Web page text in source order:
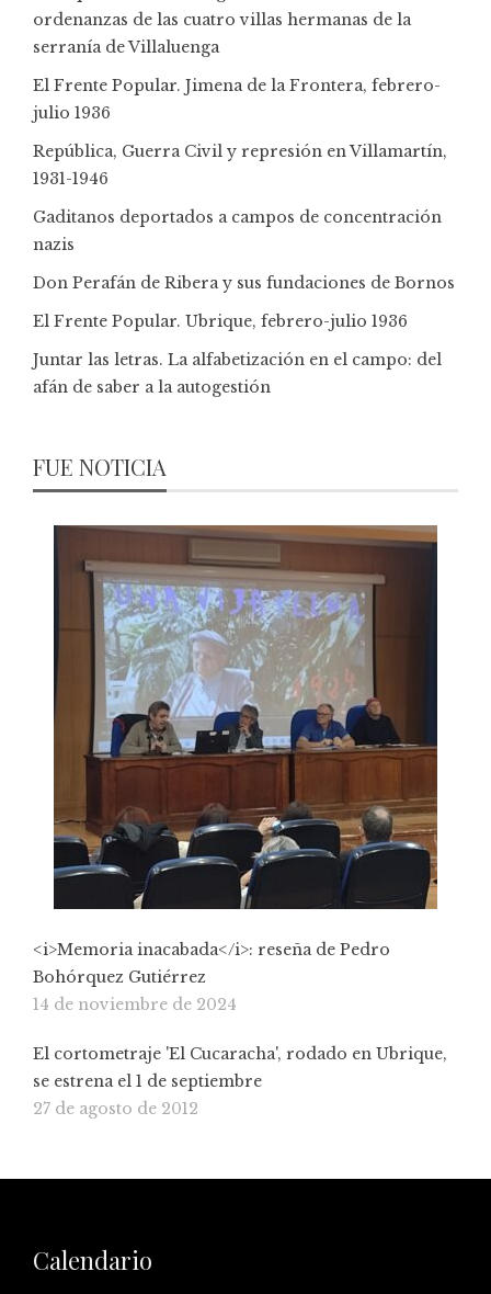
ordenanzas de las cuatro villas hermanas de la
serranía de Villaluenga
El Frente Popular. Jimena de la Frontera, febrero-
julio 1936
República, Guerra Civil y represión en Villamartín,
1931-1946
Gaditanos deportados a campos de concentración
nazis
Don Perafán de Ribera y sus fundaciones de Bornos
El Frente Popular. Ubrique, febrero-julio 1936
Juntar las letras. La alfabetización en el campo: del
afán de saber a la autogestión
FUE NOTICIA
<i>Memoria inacabada</i>: reseña de Pedro
Bohórquez Gutiérrez
14 de noviembre de 2024
El cortometraje 'El Cucaracha', rodado en Ubrique,
se estrena el 1 de septiembre
27 de agosto de 2012
Calendario